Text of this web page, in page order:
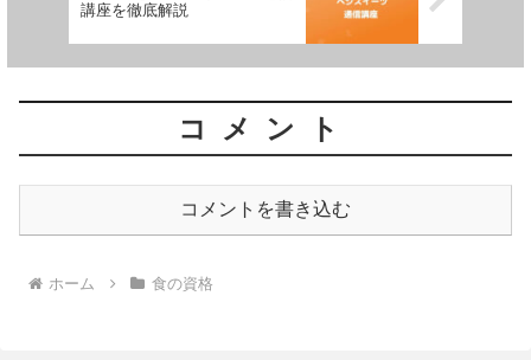
講座を徹底解説
コメント
コメントを書き込む
ホーム 食の資格